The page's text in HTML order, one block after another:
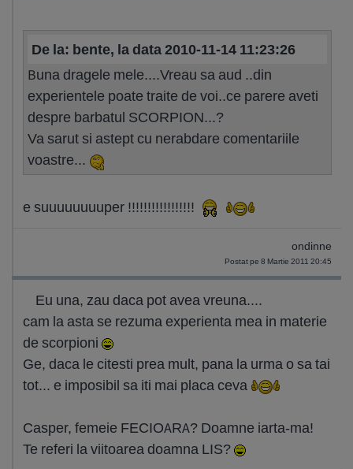
De la: bente, la data 2010-11-14 11:23:26
Buna dragele mele....Vreau sa aud ..din
experientele poate traite de voi..ce parere aveti
despre barbatul SCORPION...?
Va sarut si astept cu nerabdare comentariile
voastre...
e suuuuuuuuper !!!!!!!!!!!!!!!!!
ondinne
Postat pe 8 Martie 2011 20:45
Eu una, zau daca pot avea vreuna....
cam la asta se rezuma experienta mea in materie
de scorpioni
Ge, daca le citesti prea mult, pana la urma o sa tai
tot... e imposibil sa iti mai placa ceva
Casper, femeie FECIOARA? Doamne iarta-ma!
Te referi la viitoarea doamna LIS?